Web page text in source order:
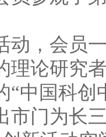
动，会员
理论研究
“中国科
市门为长